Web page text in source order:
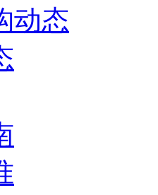
动态